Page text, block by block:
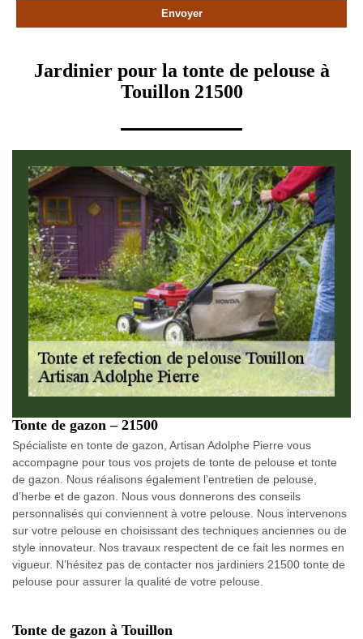
Jardinier pour la tonte de pelouse à
Touillon 21500
Tonte de gazon – 21500
Spécialiste en tonte de gazon, Artisan Adolphe Pierre vous
accompagne pour tous vos projets de tonte de pelouse et tonte
de gazon. Nous réalisons également l’entretien de pelouse,
d’herbe et de gazon. Nous vous donnerons des conseils
personnalisés qui conviennent à votre pelouse. Nous intervenons
sur votre pelouse en choisissant des techniques anciennes ou de
style innovateur. Nos travaux respectent de ce fait les normes en
vigueur. N’hésitez pas de contacter nos jardiniers 21500 tonte de
pelouse pour assurer la qualité de votre pelouse.
Tonte de gazon à Touillon